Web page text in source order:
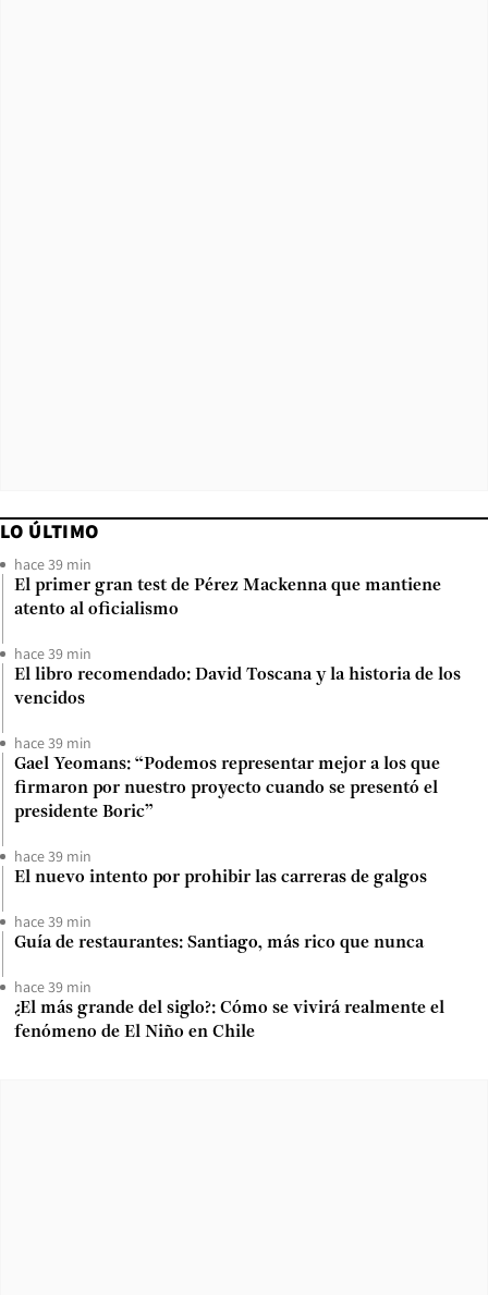
LO ÚLTIMO
hace 39 min
El primer gran test de Pérez Mackenna que mantiene
atento al oficialismo
hace 39 min
El libro recomendado: David Toscana y la historia de los
vencidos
hace 39 min
Gael Yeomans: “Podemos representar mejor a los que
firmaron por nuestro proyecto cuando se presentó el
presidente Boric”
hace 39 min
El nuevo intento por prohibir las carreras de galgos
hace 39 min
Guía de restaurantes: Santiago, más rico que nunca
hace 39 min
¿El más grande del siglo?: Cómo se vivirá realmente el
fenómeno de El Niño en Chile